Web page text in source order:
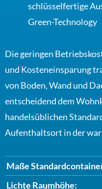
schlüsselfertige
Green-Technology
Die geringen
und Kosteneinsparung
von Boden, Wand und
entscheidend dem
handelsüblichen
Aufenthaltsort in der
Maße
Lichte Raumhöhe: